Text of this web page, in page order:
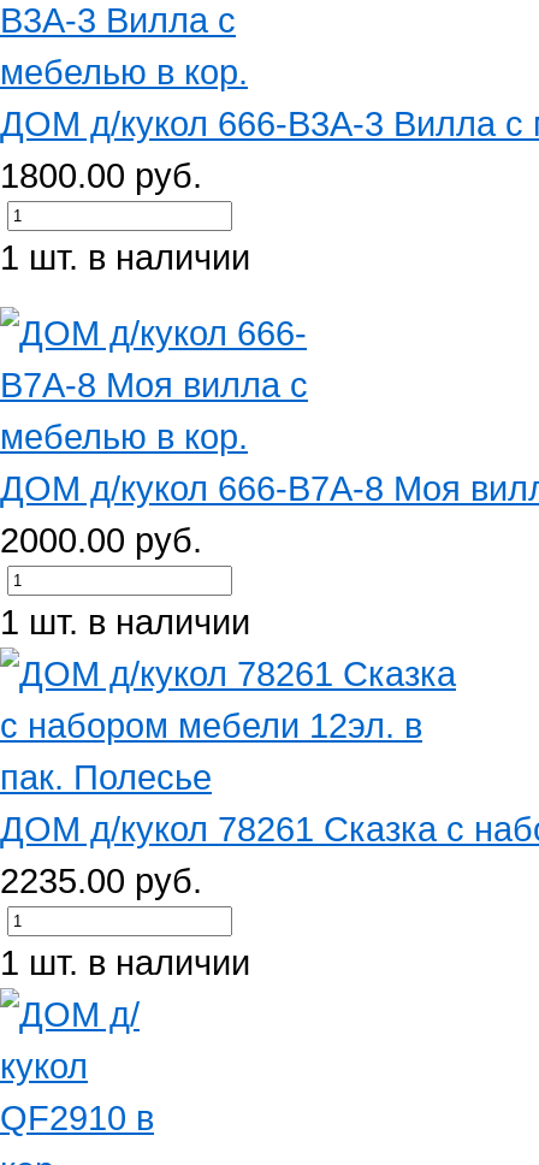
ДОМ д/кукол 666-B3A-3 Вилла с
1800.00 руб.
1 шт. в наличии
ДОМ д/кукол 666-B7A-8 Моя
2000.00 руб.
1 шт. в наличии
ДОМ д/кукол 78261 Сказка с
2235.00 руб.
1 шт. в наличии